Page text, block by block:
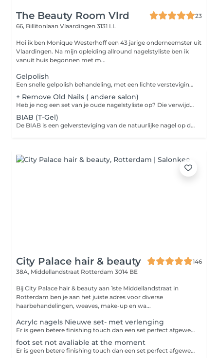
The Beauty Room Vlrd
23
66, Billitonlaan Vlaardingen 3131 LL
Hoi ik ben Monique Westerhoff een 43 jarige onderneemster uit
Vlaardingen. Na mijn opleiding allround nagelstyliste ben ik
vanuit huis begonnen met m...
Gelpolish
Een snelle gelpolish behandeling, met een lichte versteviging. Perfect voor korte, natuurlijke nagels, De gelpolish wordt aangebracht op een flexibele base wat zorgt voor een flexibele en duurzaam resultaat tot ong. 4 weken. Let Op! Dit is een express behandeling. We geven geen garantie op chips of scheuren, omdat er geen harde versteviging van de nagelarchitectuur wordt toegepast.
+ Remove Old Nails ( andere salon)
Heb je nog een set van je oude nagelstyliste op? Die verwijderen we eerst compleet, geen uitzonderingen. Zo hebben wij in onze relatie een Fresh start en geen akward (nagel) situaties.
BIAB (T-Gel)
De BIAB is een gelversteviging van de natuurlijke nagel op de eigen lengte (dit is dus geen nagelverlening). De nagels ogen natuurlijk. Keuze uit diverse naturel tinten of een gellak kleur eroverheen.
City Palace hair & beauty
146
38A, Middellandstraat Rotterdam 3014 BE
Bij City Palace hair & beauty aan 1ste Middellandstraat in
Rotterdam ben je aan het juiste adres voor diverse
haarbehandelingen, weaves, make-up en wa...
Acrylc nagels Nieuwe set- met verlenging
Er is geen betere finishing touch dan een set perfect afgewerkte acrylnagels of gelnagels. Deze kunstnagels van acryl of gel kunnen aangebracht worden met of zonder verlenging van je eigen nagels en in alle denkbare kleuren. Versier je nagels met nail art, glitter, een French manicure of nog iets anders, want alles is mogelijk. Bij een babyboom-effect worden je nagels met twee kleuren gelakt. Het verschil met de French manicure is dat er bij babyboom een geleidelijke overloop van roze naar wit is. Bij een French manicure worden je nagels met een zachte kleur roze gelakt met op de nageluiteinden een elegant, strak en wit randje.
foot set not avaliable at the moment
Er is geen betere finishing touch dan een set perfect afgewerkte acrylnagels of gelnagels. Deze kunstnagels van acryl of gel kunnen aangebracht worden met of zonder verlenging van je eigen nagels en in alle denkbare kleuren. Versier je nagels met nail art, glitter, een French manicure of nog iets anders, want alles is mogelijk. Bij een babyboom-effect worden je nagels met twee kleuren gelakt. Het verschil met de French manicure is dat er bij babyboom een geleidelijke overloop van roze naar wit is. Bij een French manicure worden je nagels met een zachte kleur roze gelakt met op de nageluiteinden een elegant, strak en wit randje.